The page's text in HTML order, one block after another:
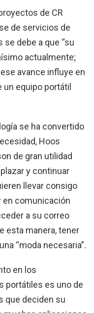
de CR
de servicios de
debe a que “su
actualmente;
avance influye en
un equipo portátil
se ha convertido
Hoos
de gran utilidad
y continuar
llevar consigo
en comunicación
a su correo
esta manera, tener
“moda necesaria”.
en los
portátiles es uno de
que deciden su